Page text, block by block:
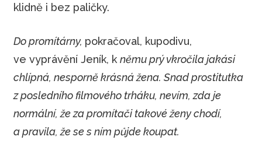
klidně i bez paličky.
Do promítárny, pokračoval, kupodivu,
ve vyprávění Jeník, k němu prý vkročila jakási
chlípná, nesporně krásná žena. Snad prostitutka
z posledního filmového trháku, nevím, zda je
normální, že za promítači takové ženy chodí,
a pravila, že se s ním půjde koupat.